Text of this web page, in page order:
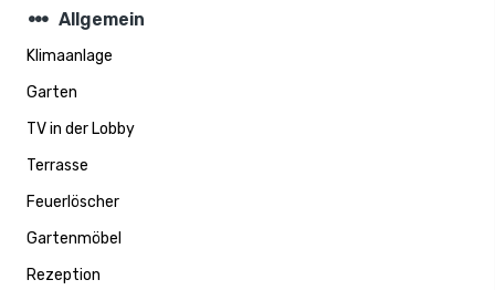
steppers Allgemein
Klimaanlage
Garten
TV in der Lobby
Terrasse
Feuerlöscher
Gartenmöbel
Rezeption